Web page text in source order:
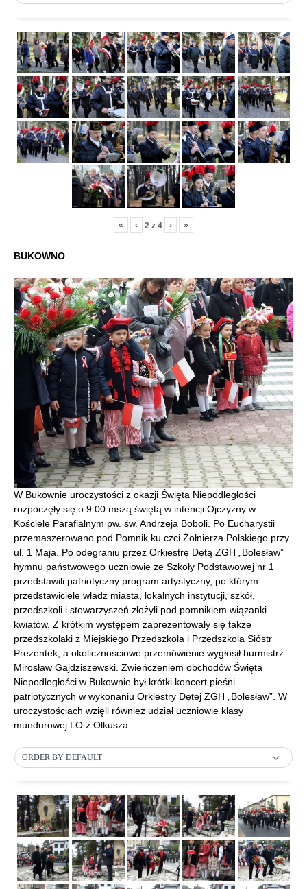
« ‹ 2 z 4 › »
BUKOWNO
W Bukownie uroczystości z okazji Święta Niepodległości
rozpoczęły się o 9.00 mszą świętą w intencji Ojczyzny w
Kościele Parafialnym pw. św. Andrzeja Boboli. Po Eucharystii
przemaszerowano pod Pomnik ku czci Żołnierza Polskiego przy
ul. 1 Maja. Po odegraniu przez Orkiestrę Dętą ZGH „Bolesław”
hymnu państwowego uczniowie ze Szkoły Podstawowej nr 1
przedstawili patriotyczny program artystyczny, po którym
przedstawiciele władz miasta, lokalnych instytucji, szkół,
przedszkoli i stowarzyszeń złożyli pod pomnikiem wiązanki
kwiatów. Z krótkim występem zaprezentowały się także
przedszkolaki z Miejskiego Przedszkola i Przedszkola Sióstr
Prezentek, a okolicznościowe przemówienie wygłosił burmistrz
Mirosław Gajdziszewski. Zwieńczeniem obchodów Święta
Niepodległości w Bukownie był krótki koncert pieśni
patriotycznych w wykonaniu Orkiestry Dętej ZGH „Bolesław”. W
uroczystościach wzięli również udział uczniowie klasy
mundurowej LO z Olkusza.
ORDER BY DEFAULT